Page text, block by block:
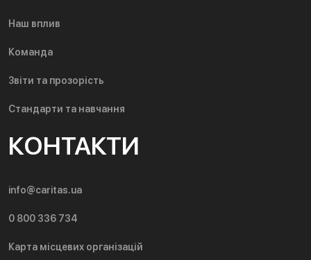
Наш вплив
Команда
Звіти та прозорість
Стандарти та навчання
КОНТАКТИ
info@caritas.ua
0 800 336 734
Карта місцевих організацій